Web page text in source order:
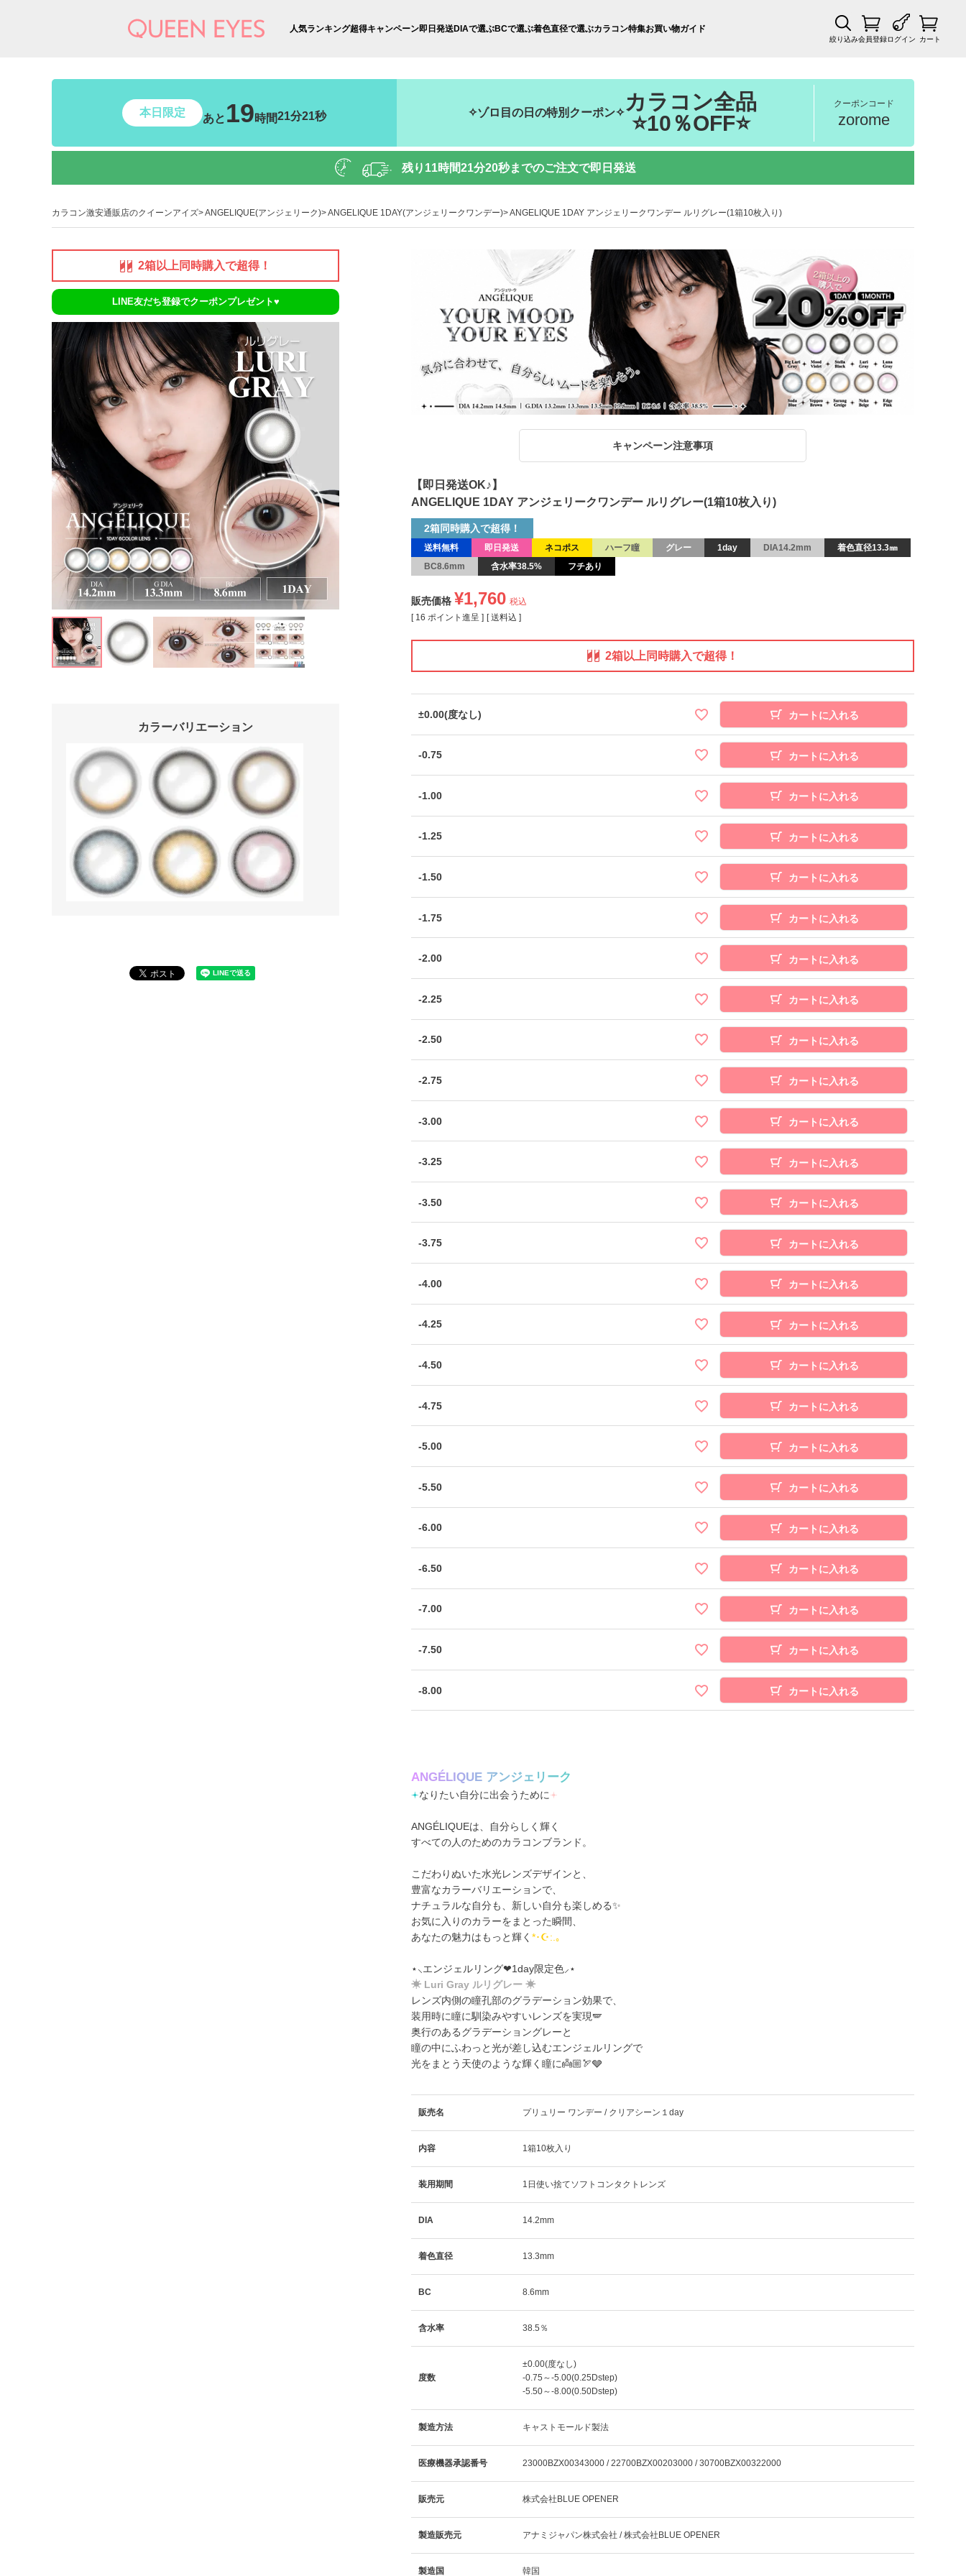
人気ランキング超得キャンペーン即日発送DIAで選ぶBCで選ぶ着色直径で選ぶカラコン特集お買い物ガイド
絞り込み会員登録ログイン カート
本日限定 あと 19時間21分19秒 ✧ゾロ目の日の特別クーポン✧ カラコン全品
⭐10％OFF⭐
クーポンコード
zorome
残り 11時間21分19秒までのご注文で即日発送
カラコン激安通販店のクイーンアイズ ANGELIQUE(アンジェリーク) ANGELIQUE 1DAY(アンジェリークワンデー) ANGELIQUE 1DAY アンジェリークワンデー ルリグレー(1箱10枚入り)
2箱以上同時購入で超得！
LINE友だち登録でクーポンプレゼント♥
カラーバリエーション
キャンペーン注意事項
【即日発送OK♪】
ANGELIQUE 1DAY アンジェリークワンデー ルリグレー(1箱10枚入り)
送料無料 即日発送 ネコポス ハーフ瞳 グレー 1day DIA14.2mm
着色直径13.3㎜
BC8.6mm
含水率38.5% フチあり
2箱同時購入で超得！
販売価格 ¥1,760 税込
[ 16 ポイント進呈 ] 送料込
2箱以上同時購入で超得！
±0.00(度なし) カートに入れる
-0.75 カートに入れる
-1.00 カートに入れる
-1.25 カートに入れる
-1.50 カートに入れる
-1.75 カートに入れる
-2.00 カートに入れる
-2.25 カートに入れる
-2.50 カートに入れる
-2.75 カートに入れる
-3.00 カートに入れる
-3.25 カートに入れる
-3.50 カートに入れる
-3.75 カートに入れる
-4.00 カートに入れる
-4.25 カートに入れる
-4.50 カートに入れる
-4.75 カートに入れる
-5.00 カートに入れる
-5.50 カートに入れる
-6.00 カートに入れる
-6.50 カートに入れる
-7.00 カートに入れる
-7.50 カートに入れる
-8.00 カートに入れる
ANG ÉLI QU E アンジェ リ ーク
𖥔なりたい自分に出会うために𖥔
ANGÉLIQUEは、自分らしく輝く
すべての人のためのカラコンブランド。
こだわりぬいた水光レンズデザインと、
豊富なカラーバリエーションで、
ナチュラルな自分も、新しい自分も楽しめる✨
お気に入りのカラーをまとった瞬間、
あなたの魅力はもっと輝く *･☪:.｡
⋆⸜エンジェルリング❤︎1day限定色⸝⋆
☀ Luri Gray ルリグレー ☀
レンズ内側の瞳孔部のグラデーション効果で、
装用時に瞳に馴染みやすいレンズを実現🪽
奥行のあるグラデーショングレーと
瞳の中にふわっと光が差し込むエンジェルリングで
光をまとう天使のような輝く瞳に👼🏼🏹🩶
販売名 プリュリー ワンデー / クリアシーン１day
内容 1箱10枚入り
装用期間 1日使い捨てソフトコンタクトレンズ
DIA 14.2mm
着色直径 13.3mm
BC 8.6mm
含水率 38.5％
度数
±0.00(度なし)
-0.75～-5.00(0.25Dstep)
-5.50～-8.00(0.50Dstep)
製造方法 キャストモールド製法
医療機器承認番号 23000BZX00343000 / 22700BZX00203000 / 30700BZX00322000
販売元 株式会社BLUE OPENER
製造販売元 アナミジャパン株式会社 / 株式会社BLUE OPENER
製造国 韓国